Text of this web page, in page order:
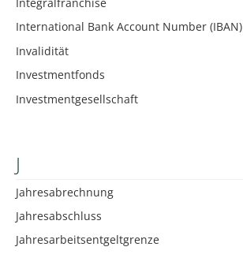
International Bank Account Number (IBAN)
Invalidität
Investmentfonds
Investmentgesellschaft
J
Jahresabrechnung
Jahresabschluss
Jahresarbeitsentgeltgrenze